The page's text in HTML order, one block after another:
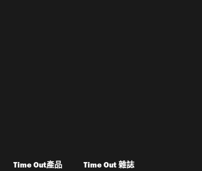
Time Out產品 Time Out 雜誌